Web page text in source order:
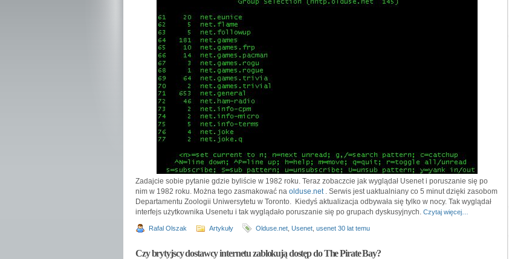
Zadajcie sobie pytanie gdzie byliście w 1982 roku. Teraz zobaczcie jak wyglądał Usenet i poruszanie się po
nim w 1982 roku. Można tego zasmakować na olduse.net. Serwis jest uaktualniany co 5 minut dzięki zasobom
Departamentu Zoologii Uniwersytetu w Toronto. Kiedyś aktualizacja odbywała się tylko w nocy. Tak wyglądał
interfejs użytkownika Usenetu i tak wyglądało poruszanie się po grupach dyskusyjnych. Czytaj więcej…
Rafal Olszak Artykuły Olduse.net Usenet usenet 30 lat temu
Czy brytyjscy dostawcy internetu zablokują dostęp do The Pirate Bay?